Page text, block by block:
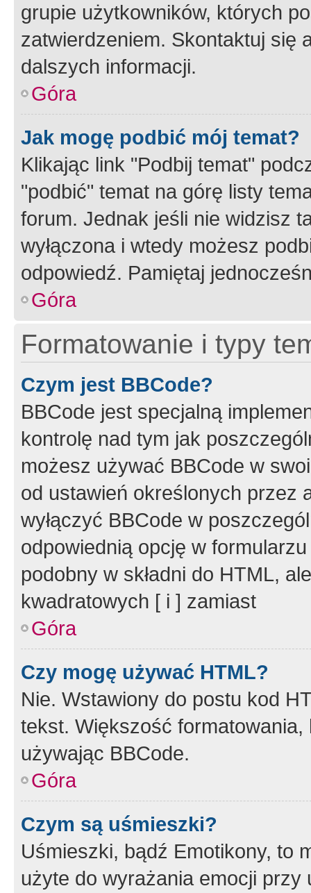
grupie użytkowników, których
zatwierdzeniem. Skontaktuj się
dalszych informacji.
Góra
Jak mogę podbić mój temat?
Klikając link "Podbij temat"
"podbić" temat na górę listy
forum. Jednak jeśli nie widzisz
wyłączona i wtedy możesz
odpowiedź. Pamiętaj
Góra
Formatowanie i typy
Czym jest BBCode?
BBCode jest specjalną
kontrolę nad tym jak
możesz używać BBCode w
od ustawień określonych przez
wyłączyć BBCode w
odpowiednią opcję w
podobny w składni do HTML,
kwadratowych [ i ] zamiast
Góra
Czy mogę używać HTML?
Nie. Wstawiony do postu kod
tekst. Większość
używając BBCode.
Góra
Czym są uśmieszki?
Uśmieszki, bądź Emotikony, to
użyte do wyrażania emocji